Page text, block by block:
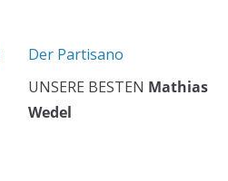
Der Partisano
UNSERE BESTEN Mathias
Wedel